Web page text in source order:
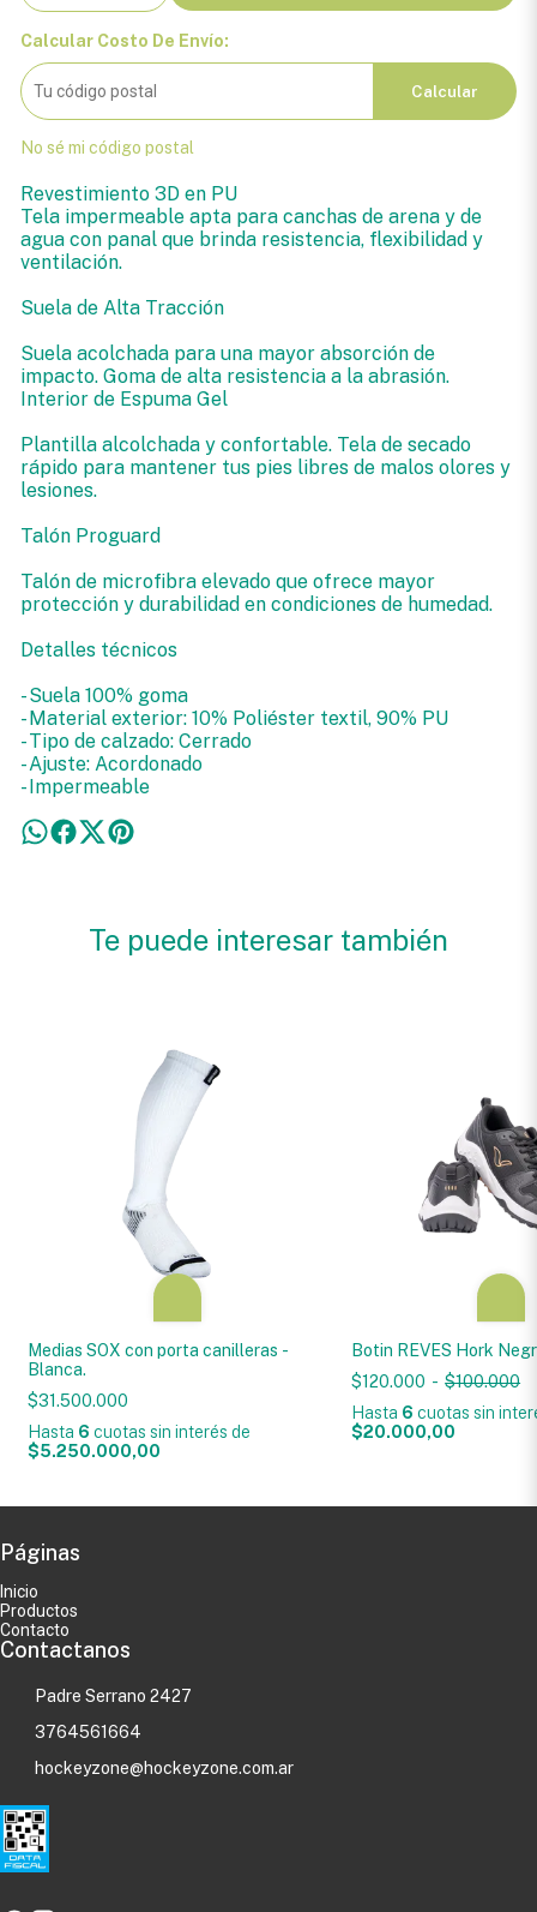
Calcular Costo De Envío:
Calcular
No sé mi código postal
Revestimiento 3D en PU
Tela impermeable apta para canchas de arena y de
agua con panal que brinda resistencia, flexibilidad y
ventilación.
Suela de Alta Tracción
Suela acolchada para una mayor absorción de
impacto. Goma de alta resistencia a la abrasión.
Interior de Espuma Gel
Plantilla alcolchada y confortable. Tela de secado
rápido para mantener tus pies libres de malos olores y
lesiones.
Talón Proguard
Talón de microfibra elevado que ofrece mayor
protección y durabilidad en condiciones de humedad.
Detalles técnicos
- Suela 100% goma
- Material exterior: 10% Poliéster textil, 90% PU
- Tipo de calzado: Cerrado
- Ajuste: Acordonado
- Impermeable
Te puede interesar también
Medias SOX con porta canilleras -
Blanca.
$31.500.000
Hasta 6 cuotas sin interés de
$5.250.000,00
Botin REVES Hork
$120.000 - $100.000
Hasta 6 cuotas sin
$20.000,00
Páginas
Inicio
Productos
Contacto
Contactanos
Padre Serrano 2427
3764561664
hockeyzone@hockeyzone.com.ar